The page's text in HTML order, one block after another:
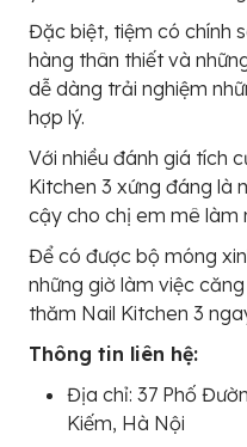
Đặc biệt, tiệm có chính
hàng thân thiết và
dễ dàng trải nghiệm
hợp lý.
Với nhiều đánh giá tích
Kitchen 3 xứng đáng là
cậy cho chị em mê làm
Để có được bộ móng
những giờ làm việc
thăm Nail Kitchen 3
Thông tin liên hệ:
Địa chỉ: 37 Phố
Kiếm, Hà Nội